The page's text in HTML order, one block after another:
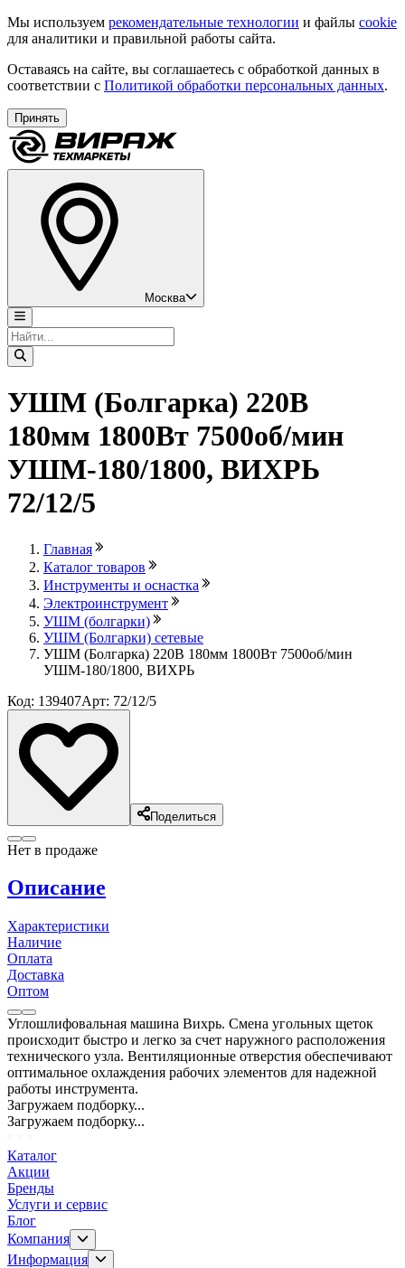
Мы используем рекомендательные технологии и файлы cookie
для аналитики и правильной работы сайта.
Оставаясь на сайте, вы соглашаетесь с обработкой данных в
соответствии с Политикой обработки персональных данных.
Принять
Москва
УШМ (Болгарка) 220В
180мм 1800Вт 7500об/мин
УШМ-180/1800, ВИХРЬ
72/12/5
Главная
Каталог товаров
Инструменты и оснастка
Электроинструмент
УШМ (болгарки)
УШМ (Болгарки) сетевые
УШМ (Болгарка) 220В 180мм 1800Вт 7500об/мин
УШМ-180/1800, ВИХРЬ
Код: 139407Арт: 72/12/5
Поделиться
Нет в продаже
Описание
Характеристики
Наличие
Оплата
Доставка
Оптом
Углошлифовальная машина Вихрь. Смена угольных щеток
происходит быстро и легко за счет наружного расположения
технического узла. Вентиляционные отверстия обеспечивают
оптимальное охлаждения рабочих элементов для надежной
работы инструмента.
Загружаем подборку...
Загружаем подборку...
Каталог
Акции
Бренды
Услуги и сервис
Блог
Компания
Информация